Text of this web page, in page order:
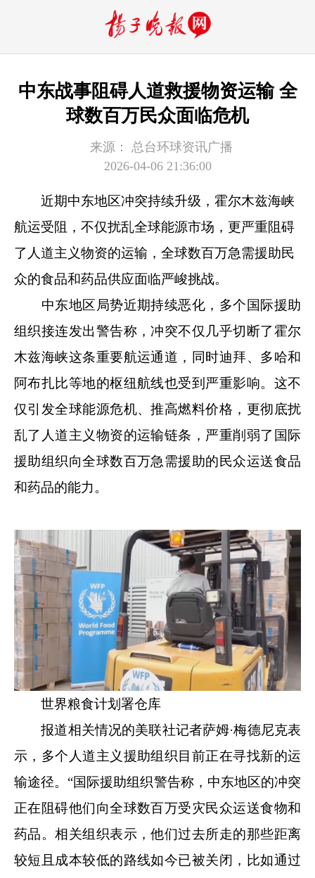
中东战事阻碍人道救援物资运输 全
球数百万民众面临危机
来源：
总台环球资讯广播
2026-04-06 21:36:00
近期中东地区冲突持续升级，霍尔木兹海峡
航运受阻，不仅扰乱全球能源市场，更严重阻碍
了人道主义物资的运输，全球数百万急需援助民
众的食品和药品供应面临严峻挑战。
中东地区局势近期持续恶化，多个国际援助
组织接连发出警告称，冲突不仅几乎切断了霍尔
木兹海峡这条重要航运通道，同时迪拜、多哈和
阿布扎比等地的枢纽航线也受到严重影响。这不
仅引发全球能源危机、推高燃料价格，更彻底扰
乱了人道主义物资的运输链条，严重削弱了国际
援助组织向全球数百万急需援助的民众运送食品
和药品的能力。
世界粮食计划署仓库
报道相关情况的美联社记者萨姆·梅德尼克表
示，多个人道主义援助组织目前正在寻找新的运
输途径。“国际援助组织警告称，中东地区的冲突
正在阻碍他们向全球数百万受灾民众运送食物和
药品。相关组织表示，他们过去所走的那些距离
较短且成本较低的路线如今已被关闭，比如通过